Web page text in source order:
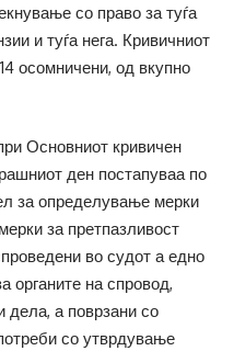
со право за туѓа
и туѓа нега. Кривичниот
осомничени, од вкупно
Основниот кривичен
ден постапуваа по
за определување мерки
за претпазливост
во судот а едно
органите на спровод,
дела, а поврзани со
со утврдување